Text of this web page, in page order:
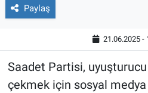
Paylaş
21.06.2025 -
Saadet Partisi, uyuşturucu
çekmek için sosyal